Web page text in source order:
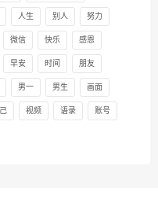
人生 别人 努力
微信 快乐 感恩
早安 时间 朋友
男一 男生 画面
视频 语录 账号